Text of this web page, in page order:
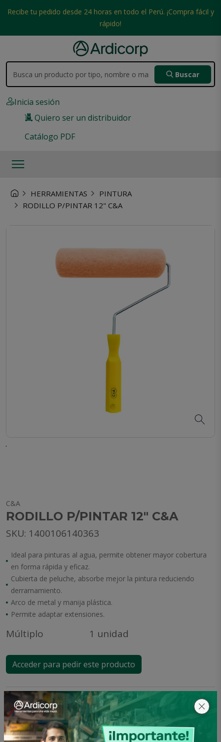
Recibe tu pedido desde 24 horas en todo el Perú. ¡Compra fácil y
rápido!
Buscar
Inicia sesión
Quiero ser un distribuidor
Catálogo PDF
HERRAMIENTAS
PINTURA
RODILLO P/PINTAR 12" C&A
C&A
RODILLO P/PINTAR 12" C&A
SKU: 1400106140363
Ideal para pinturas al agua, permite obtener mayor cobertura
en forma rápida y eficaz.
Cubierta de peluche, absorbe mejor la pintura reduciendo
derramamiento.
Arco de metal y manija plástica.
Permite adaptar extensiones.
Múltiplo 1 unidad
Acceder para pedir este producto
Otras presentaciones